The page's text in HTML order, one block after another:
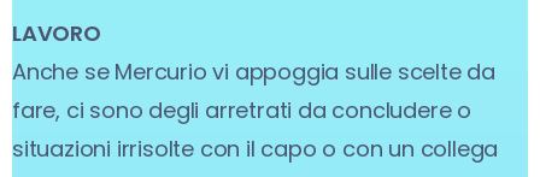
LAVORO
Anche se Mercurio vi appoggia sulle scelte da
fare, ci sono degli arretrati da concludere o
situazioni irrisolte con il capo o con un collega